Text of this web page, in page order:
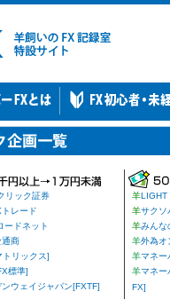
リック証券
レード
ードネット
通商
トリックス]
標準]
ンウェイジャパン[FXTF]
羊LIGHT
羊サクソ
羊みんな
羊外為オ
羊マネー
羊マネー
FX]